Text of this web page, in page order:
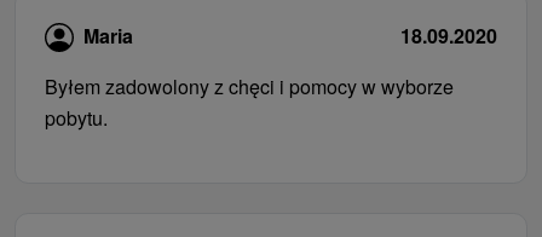
Maria
18.09.2020
Byłem zadowolony z chęci i pomocy w wyborze
pobytu.